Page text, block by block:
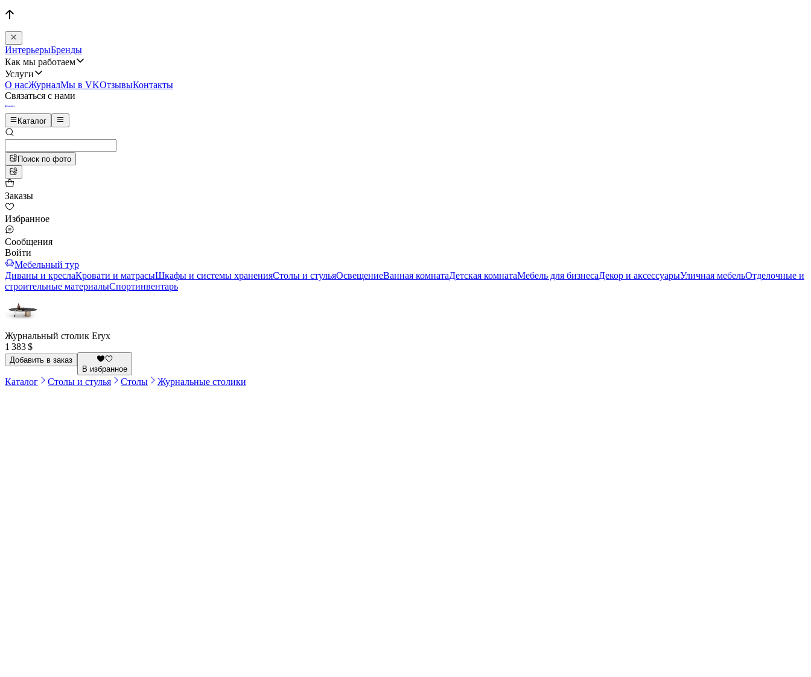
ИнтерьерыБренды
Как мы работаем
Услуги
О насЖурналМы в VKОтзывыКонтакты
Связаться с нами
Каталог
Поиск по фото
Заказы
Избранное
Сообщения
Войти
Мебельный тур
Диваны и креслаКровати и матрасыШкафы и системы храненияСтолы и стульяОсвещениеВанная комнатаДетская комнатаМебель для бизнесаДекор и аксессуарыУличная мебельОтделочные и
строительные материалыСпортинвентарь
Журнальный столик Eryx
1 383 $
Добавить в заказ
В избранное
Каталог Столы и стулья Столы Журнальные столики